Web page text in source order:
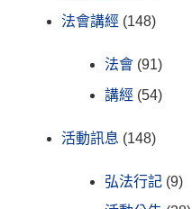
法會講經 (148)
法會 (91)
講經 (54)
活動訊息 (148)
弘法行記 (9)